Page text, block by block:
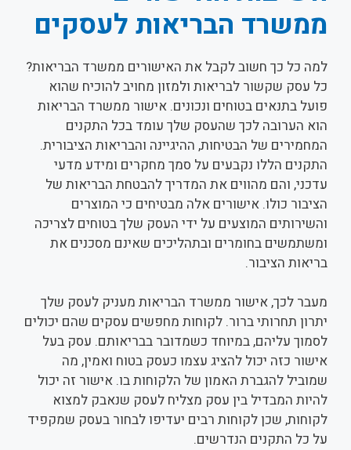
ממשרד הבריאות לעסקים
למה כל כך חשוב לקבל את האישורים ממשרד הבריאות?
כל עסק שקשור לבריאות ולמזון מחויב להוכיח שהוא
פועל בתנאים בטוחים ונכונים. אישור ממשרד הבריאות
הוא הערובה לכך שהעסק שלך עומד בכל התקנים
המחמירים של הבטיחות, ההיגיינה והבריאות הציבורית.
התקנים הללו נקבעים על סמך מחקרים ומידע מדעי
עדכני, והם מהווים את המדריך להבטחת הבריאות של
הציבור כולו. אישורים אלה מבטיחים כי המוצרים
והשירותים המוצעים על ידי העסק שלך בטוחים לצריכה
ומשתמשים בחומרים ובתהליכים שאינם מסכנים את
בריאות הציבור.
מעבר לכך, אישור ממשרד הבריאות מעניק לעסק שלך
יתרון תחרותי ברור. לקוחות מחפשים עסקים שהם יכולים
לסמוך עליהם, במיוחד כשמדובר בבריאותם. עסק בעל
אישור כזה יכול להציג עצמו כעסק בטוח ואמין, מה
שמוביל להגברת האמון של הלקוחות בו. אישור זה יכול
להיות המבדיל בין עסק מצליח לעסק שנאבק למצוא
לקוחות, שכן לקוחות רבים יעדיפו לבחור בעסק שמקפיד
על כל התקנים הנדרשים.